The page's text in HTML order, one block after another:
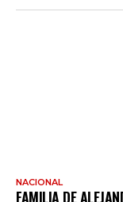
NACIONAL
FAMILIA DE